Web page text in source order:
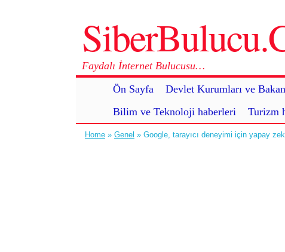
Faydalı İnternet Bulucusu…
Ön Sayfa
Devlet Kurumları ve
Bilim ve Teknoloji haberleri
Turizm
Home » Genel » Google, tarayıcı deneyimi için yapay